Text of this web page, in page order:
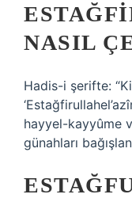
NASIL
Hadis-i şerifte:
hayyel-kayyûme
günahları